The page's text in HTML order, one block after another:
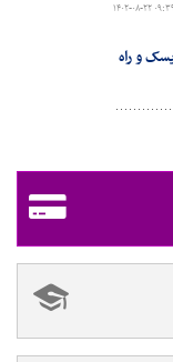
۰۸-۲۲ ۰۹:۳۹
و راه